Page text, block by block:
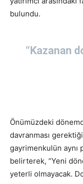
bulundu.
“Kazanan
Önümüzdeki
davranması
gayrimenkulün aynı
belirterek, “Yeni
yeterli olmayacak.